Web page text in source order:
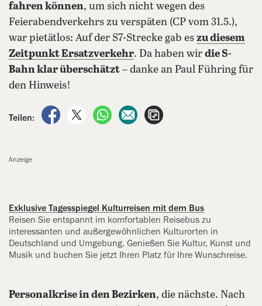
fahren können, um sich nicht wegen des
Feierabendverkehrs zu verspäten (CP vom 31.5.),
war pietätlos: Auf der S7-Strecke gab es zu diesem
Zeitpunkt Ersatzverkehr. Da haben wir die S-
Bahn klar überschätzt – danke an Paul Führing für
den Hinweis!
Teilen:
auf Facebook teilen
auf X teilenper WhatsApp teilen
per E-Mail teilen
Anzeige
Exklusive Tagesspiegel Kulturreisen mit dem Bus
Reisen Sie entspannt im komfortablen Reisebus zu
interessanten und außergewöhnlichen Kulturorten in
Deutschland und Umgebung. Genießen Sie Kultur, Kunst und
Musik und buchen Sie jetzt Ihren Platz für Ihre Wunschreise.
Personalkrise in den Bezirken, die nächste. Nach